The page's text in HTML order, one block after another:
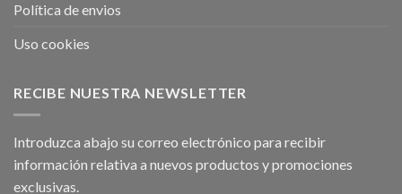
Política de envios
Uso cookies
RECIBE NUESTRA NEWSLETTER
Introduzca abajo su correo electrónico para recibir
información relativa a nuevos productos y promociones
exclusivas.